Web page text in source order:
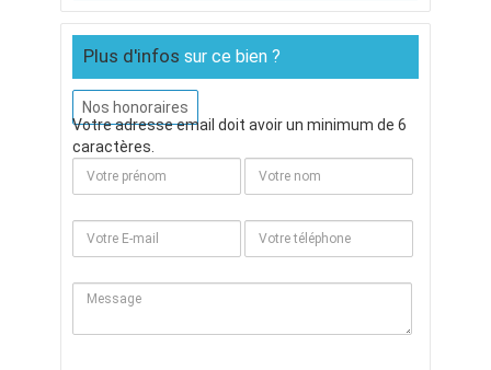
Plus d'infos sur ce bien ?
Nos honoraires
Votre adresse email doit avoir un minimum de 6
caractères.